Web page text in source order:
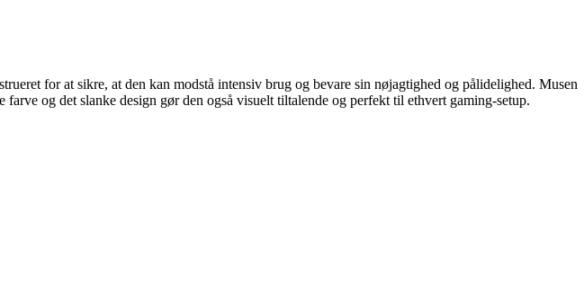
for at sikre, at den kan modstå intensiv brug og bevare sin nøjagtighed og pålidelighed. Musen
og det slanke design gør den også visuelt tiltalende og perfekt til ethvert gaming-setup.